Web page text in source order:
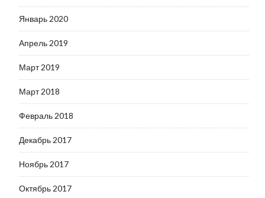
Январь 2020
Апрель 2019
Март 2019
Март 2018
Февраль 2018
Декабрь 2017
Ноябрь 2017
Октябрь 2017